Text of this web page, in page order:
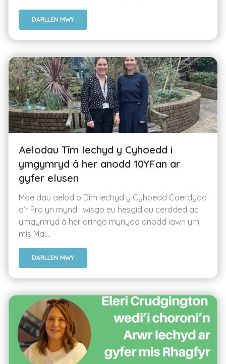
DARLLEN MWY
Aelodau Tîm Iechyd y Cyhoedd i
ymgymryd â her anodd 10YFan ar
gyfer elusen
Mae dau aelod o Dîm Iechyd y Cyhoedd Caerdydd
a’r Fro yn mynd i wisgo eu hesgidiau cerdded ac
ymgymryd â her dringo mynydd anodd iawn ym
mis Mai...
DARLLEN MWY